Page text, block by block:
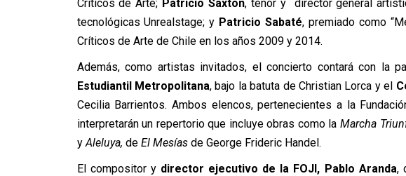
Críticos de Arte; Patricio Saxton, tenor y director general
tecnológicas Unrealstage; y Patricio Sabaté, premiado como
Críticos de Arte de Chile en los años 2009 y 2014.
Además, como artistas invitados, el concierto contará con la
Estudiantil Metropolitana, bajo la batuta de Christian Lorca y el
Cecilia Barrientos. Ambos elencos, pertenecientes a la
interpretarán un repertorio que incluye obras como la Marcha
yAleluya, deEl Mesíasde George Frideric Handel.
El compositor y director ejecutivo de la FOJI, Pablo Aranda,